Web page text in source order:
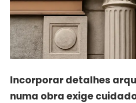
Incorporar detalhes
numa obra exige